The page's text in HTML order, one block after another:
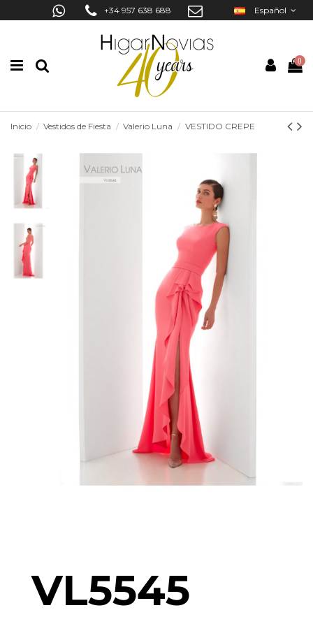
+34 957 638 688 Español
0
Inicio Vestidos de Fiesta Valerio Luna VESTIDO CREPE
VL5545